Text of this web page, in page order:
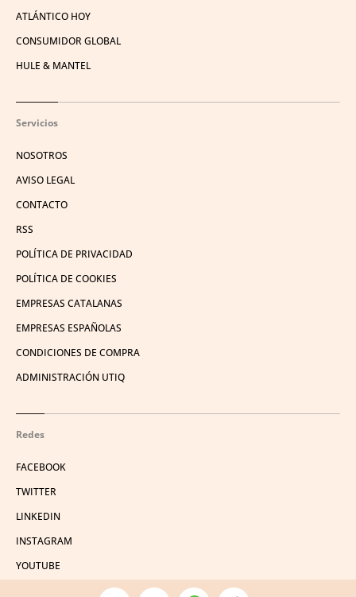
ATLÁNTICO HOY
CONSUMIDOR GLOBAL
HULE & MANTEL
Servicios
NOSOTROS
AVISO LEGAL
CONTACTO
RSS
POLÍTICA DE PRIVACIDAD
POLÍTICA DE COOKIES
EMPRESAS CATALANAS
EMPRESAS ESPAÑOLAS
CONDICIONES DE COMPRA
ADMINISTRACIÓN UTIQ
Redes
FACEBOOK
TWITTER
LINKEDIN
INSTAGRAM
YOUTUBE